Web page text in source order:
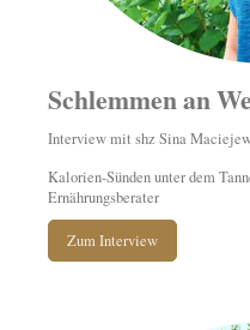
Schlemmen an
Interview mit shz Sina
Kalorien-Sünden unter dem
Ernährungsberater
Zum Interview